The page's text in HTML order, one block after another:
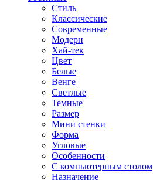
Стиль
Классические
Современные
Модерн
Хай-тек
Цвет
Белые
Венге
Светлые
Темные
Размер
Мини стенки
Форма
Угловые
Особенности
С компьютерным столом
Назначение